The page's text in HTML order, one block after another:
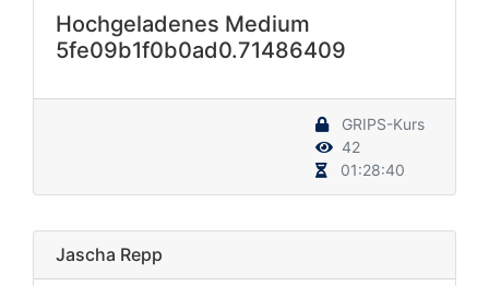
Hochgeladenes Medium
5fe09b1f0b0ad0.71486409
GRIPS-Kurs
42
01:28:40
Jascha Repp